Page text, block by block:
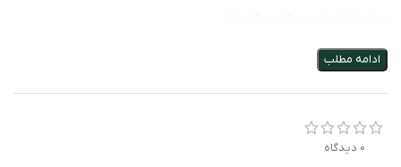
تعداد پورت RJ-11: یک عدد
قابلیت‌های روتر و اکسس پوینت: نشانگر LED
ادامه مطلب
0 دیدگاه